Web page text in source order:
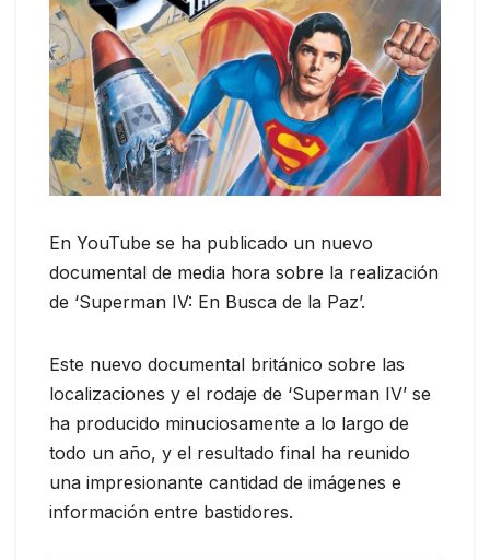
En YouTube se ha publicado un nuevo
documental de media hora sobre la realización
de ‘Superman IV: En Busca de la Paz’.
Este nuevo documental británico sobre las
localizaciones y el rodaje de ‘Superman IV’ se
ha producido minuciosamente a lo largo de
todo un año, y el resultado final ha reunido
una impresionante cantidad de imágenes e
información entre bastidores.